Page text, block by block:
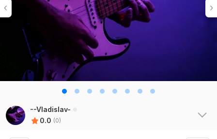
--Vladislav-
0.0 (0)